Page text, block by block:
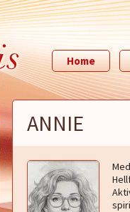
Home
ANNIE